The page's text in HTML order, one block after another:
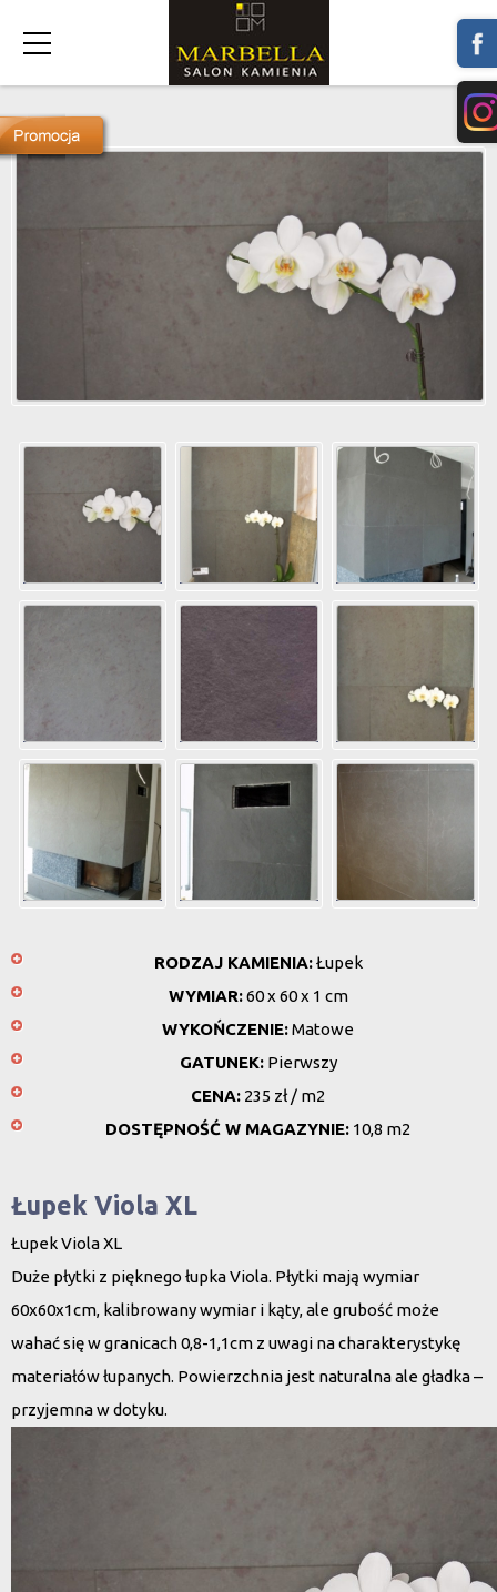
RODZAJ KAMIENIA:Łupek
WYMIAR:60 x 60 x 1 cm
WYKOŃCZENIE:Matowe
GATUNEK:Pierwszy
CENA: 235 zł / m2
DOSTĘPNOŚĆ W MAGAZYNIE: 10,8 m2
Łupek Viola XL
Łupek Viola XL
Duże płytki z pięknego łupka Viola. Płytki mają wymiar
60x60x1cm, kalibrowany wymiar i kąty, ale grubość może
wahać się w granicach 0,8-1,1cm z uwagi na charakterystykę
materiałów łupanych. Powierzchnia jest naturalna ale gładka –
przyjemna w dotyku.